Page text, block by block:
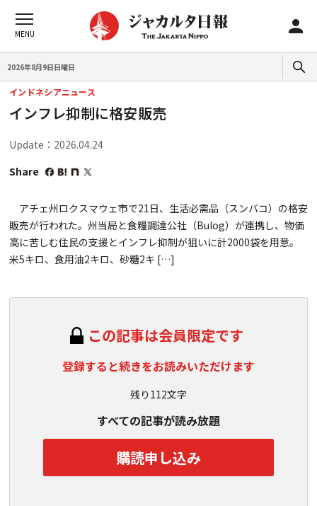
2026年8月9日日曜日
インドネシアニュース
インフレ抑制に格安販売
Update：2026.04.24
Share
アチェ州ロクスマウェ市で21日、生活必需品（スンバコ）の格安
販売が行われた。州当局と食糧調達公社（Bulog）が連携し、物価
高に苦しむ住民の支援とインフレ抑制が狙いに計2000袋を用意。
米5キロ、食用油2キロ、砂糖2キ […]
この記事は会員限定です
登録すると続きをお読みいただけます
残り112文字
すべての記事が読み放題
購読申し込み